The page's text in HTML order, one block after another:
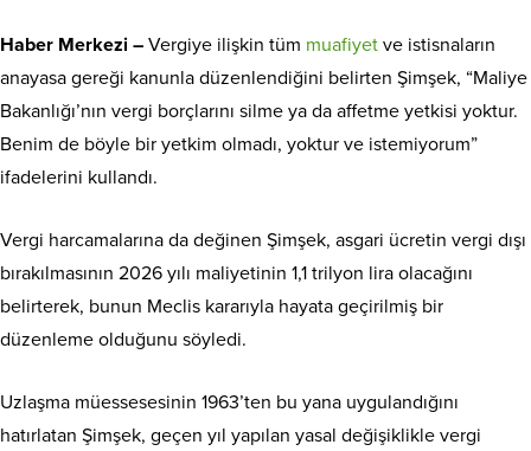
Haber Merkezi – Vergiye ilişkin tüm muafiyet ve istisnaların
anayasa gereği kanunla düzenlendiğini belirten Şimşek, “Maliye
Bakanlığı’nın vergi borçlarını silme ya da affetme yetkisi yoktur.
Benim de böyle bir yetkim olmadı, yoktur ve istemiyorum”
ifadelerini kullandı.
Vergi harcamalarına da değinen Şimşek, asgari ücretin vergi dışı
bırakılmasının 2026 yılı maliyetinin 1,1 trilyon lira olacağını
belirterek, bunun Meclis kararıyla hayata geçirilmiş bir
düzenleme olduğunu söyledi.
Uzlaşma müessesesinin 1963’ten bu yana uygulandığını
hatırlatan Şimşek, geçen yıl yapılan yasal değişiklikle vergi